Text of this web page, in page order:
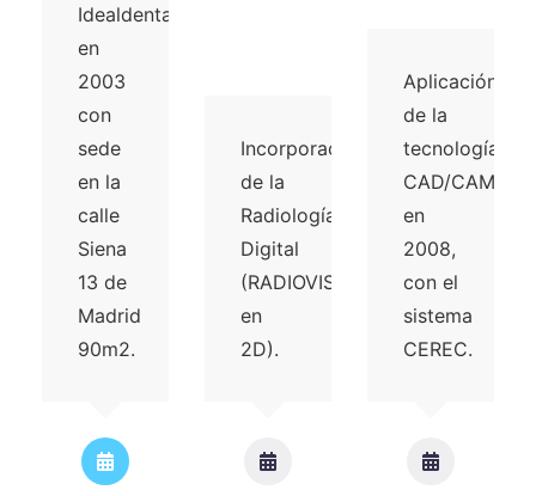
Idealdental
en
2003
con
sede
en la
calle
Siena
13 de
Madrid
90m2.
Incorporación
de la
Radiología
Digital
(RADIOVISIOGRAFÍA
en
2D).
Aplicación
de la
tecnología
CAD/CAM,
en
2008,
con el
sistema
CEREC.